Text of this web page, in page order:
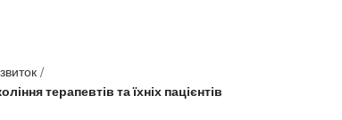
терапевтів та їхніх пацієнтів